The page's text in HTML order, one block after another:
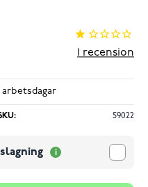
1 recension
arbetsdagar
59022